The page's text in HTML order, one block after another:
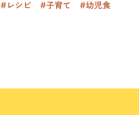
#レシピ #子育て #幼児食